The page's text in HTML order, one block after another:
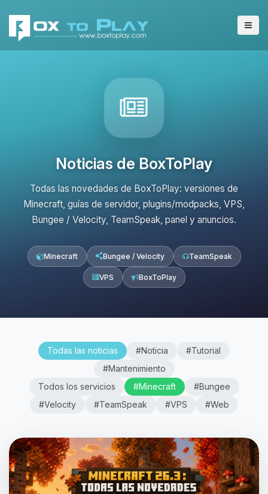
Noticias de BoxToPlay
Todas las novedades de BoxToPlay: versiones de
Minecraft, guías de servidor, plugins/modpacks, VPS,
Bungee / Velocity, TeamSpeak, panel y anuncios.
Minecraft Bungee / Velocity TeamSpeak
VPS BoxToPlay
Todas las noticias #Noticia
#Tutorial
#Mantenimiento
Todos los servicios
#Minecraft
#Bungee
#Velocity
#TeamSpeak #VPS #Web